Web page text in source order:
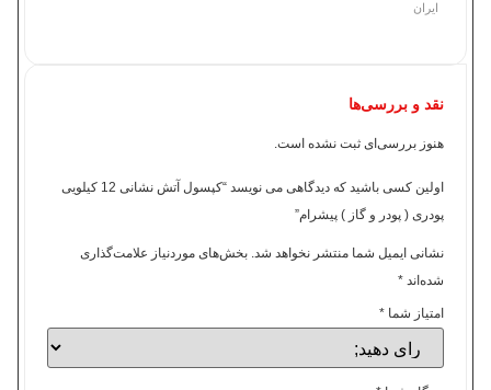
ایران
نقد و بررسی‌ها
هنوز بررسی‌ای ثبت نشده است.
اولین کسی باشید که دیدگاهی می نویسد “کپسول آتش نشانی 12 کیلویی
پودری ( پودر و گاز ) پیشرام”
نشانی ایمیل شما منتشر نخواهد شد. بخش‌های موردنیاز علامت‌گذاری
شده‌اند *
امتیاز شما *